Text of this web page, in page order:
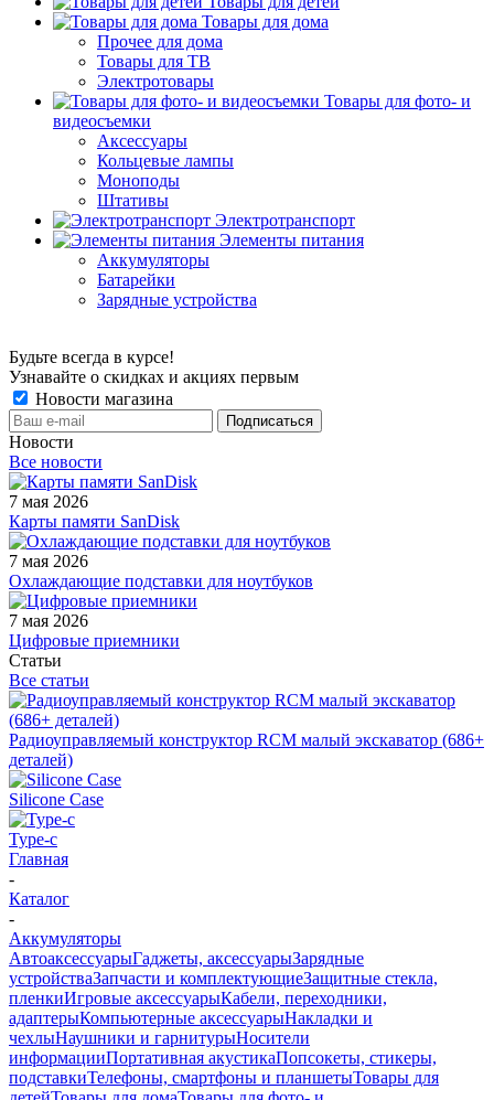
Товары для дома
Прочее для дома
Товары для ТВ
Электротовары
Товары для фото- и
видеосъемки
Аксессуары
Кольцевые лампы
Моноподы
Штативы
Электротранспорт
Элементы питания
Аккумуляторы
Батарейки
Зарядные устройства
Будьте всегда в курсе!
Узнавайте о скидках и акциях первым
Новости магазина
Новости
Все новости
7 мая 2026
Карты памяти SanDisk
7 мая 2026
Охлаждающие подставки для ноутбуков
7 мая 2026
Цифровые приемники
Статьи
Все статьи
Радиоуправляемый конструктор RCM малый экскаватор (686+
деталей)
Silicone Case
Type-c
Главная
-
Каталог
-
Аккумуляторы
АвтоаксессуарыГаджеты, аксессуарыЗарядные
устройстваЗапчасти и комплектующиеЗащитные стекла,
пленкиИгровые аксессуарыКабели, переходники,
адаптерыКомпьютерные аксессуарыНакладки и
чехлыНаушники и гарнитурыНосители
информацииПортативная акустикаПопсокеты, стикеры,
подставкиТелефоны, смартфоны и планшетыТовары для